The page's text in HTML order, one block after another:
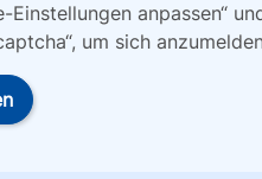
anpassen“
um sich